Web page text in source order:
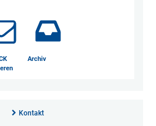
Archiv
Kontakt